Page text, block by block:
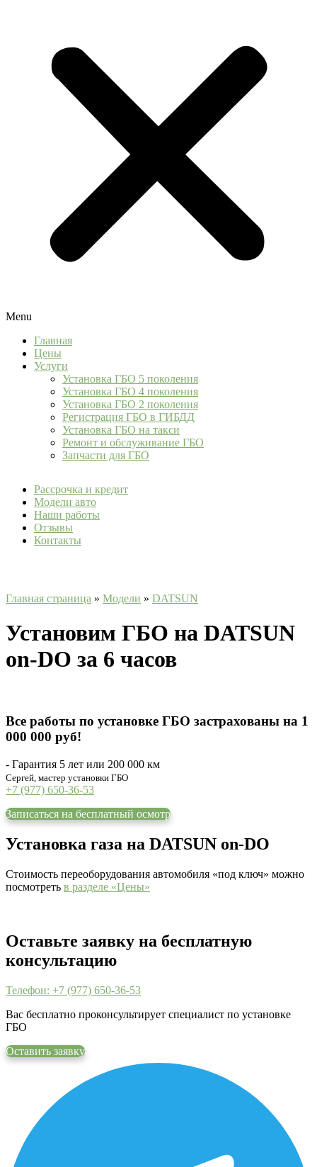
Menu
Главная
Цены
Услуги
Установка ГБО 5 поколения
Установка ГБО 4 поколения
Установка ГБО 2 поколения
Регистрация ГБО в ГИБДД
Установка ГБО на такси
Ремонт и обслуживание ГБО
Запчасти для ГБО
Рассрочка и кредит
Модели авто
Наши работы
Отзывы
Контакты
Главная страница » Модели » DATSUN
Установим ГБО на DATSUN
on-DO за 6 часов
Все работы по установке ГБО застрахованы на 1
000 000 руб!
- Гарантия 5 лет или 200 000 км
Сергей, мастер установки ГБО
+7 (977) 650-36-53
Записаться на бесплатный осмотр
Установка газа на DATSUN on-DO
Стоимость переоборудования автомобиля «под ключ» можно
посмотреть в разделе «Цены»
Оставьте заявку на бесплатную
консультацию
Телефон: +7 (977) 650-36-53
Вас бесплатно проконсультирует специалист по установке
ГБО
Оставить заявку